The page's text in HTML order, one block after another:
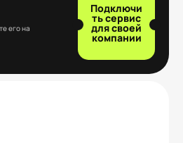
Подключи
ть сервис
для своей
компании
его на